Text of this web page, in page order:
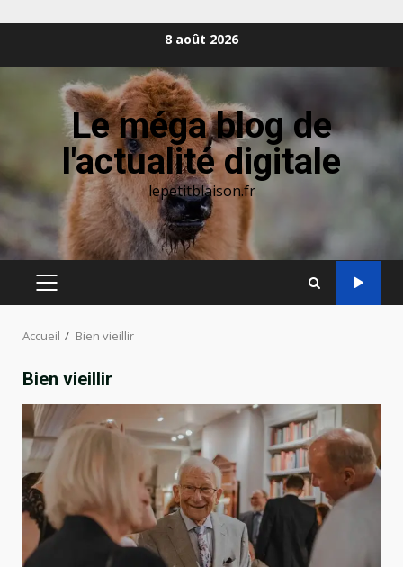
8 août 2026
Le méga blog de
l'actualité digitale
lepetitblaison.fr
MENU
Accueil Bien vieillir
Bien vieillir